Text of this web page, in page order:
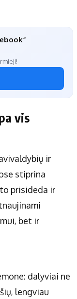
vis
ir
stiprina
prisideda ir
bet ir
dalyviai ne
lengviau